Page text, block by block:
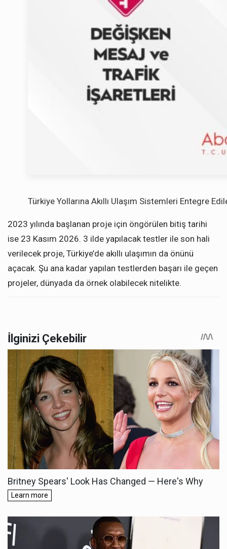
Türkiye Yollarına Akıllı Ulaşım Sistemleri Entegre
2023 yılında başlanan proje için öngörülen bitiş tarihi
ise 23 Kasım 2026. 3 ilde yapılacak testler ile son hali
verilecek proje, Türkiye’de akıllı ulaşımın da önünü
açacak. Şu ana kadar yapılan testlerden başarı ile geçen
projeler, dünyada da örnek olabilecek nitelikte.